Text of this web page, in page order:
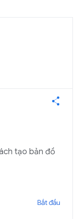
tạo bản đồ
Bắt đầu